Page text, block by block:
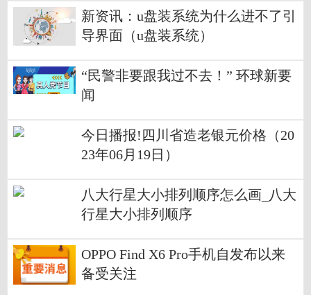
新资讯：u盘装系统为什么进不了引
导界面（u盘装系统）
“民警非要跟我过不去！” 环球新要
闻
今日播报!四川省造老银元价格（20
23年06月19日）
八大行星大小排列顺序怎么画_八大
行星大小排列顺序
OPPO Find X6 Pro手机自发布以来
备受关注